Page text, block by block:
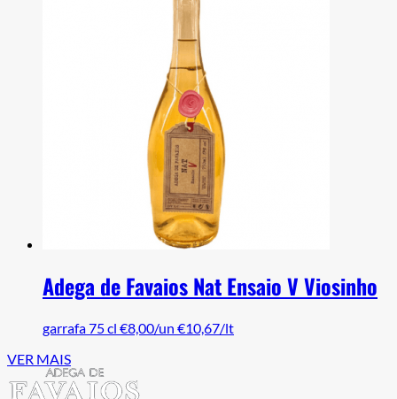
Adega de Favaios Nat Ensaio V Viosinho
garrafa 75 cl €8,00/un €10,67/lt
VER MAIS